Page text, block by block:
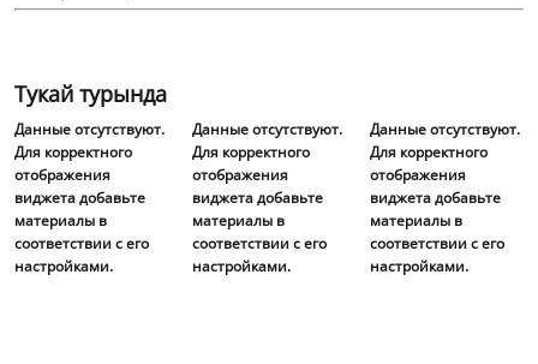
Тукай турында
Данные отсутствуют.
Для корректного
отображения
виджета добавьте
материалы в
соответствии с его
настройками.
Данные отсутствуют.
Для корректного
отображения
виджета добавьте
материалы в
соответствии с его
настройками.
Данные отсутствуют.
Для корректного
отображения
виджета добавьте
материалы в
соответствии с его
настройками.